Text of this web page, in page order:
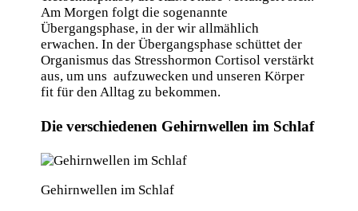
Am Morgen folgt die sogenannte
Übergangsphase, in der wir allmählich
erwachen. In der Übergangsphase schüttet der
Organismus das Stresshormon Cortisol verstärkt
aus, um uns aufzuwecken und unseren Körper
fit für den Alltag zu bekommen.
Die verschiedenen Gehirnwellen im Schlaf
Gehirnwellen im Schlaf